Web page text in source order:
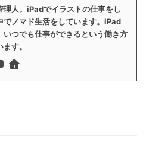
理人。iPadでイラストの仕事をし
でノマド生活をしています。iPad
いつでも仕事ができるという働き方
す。